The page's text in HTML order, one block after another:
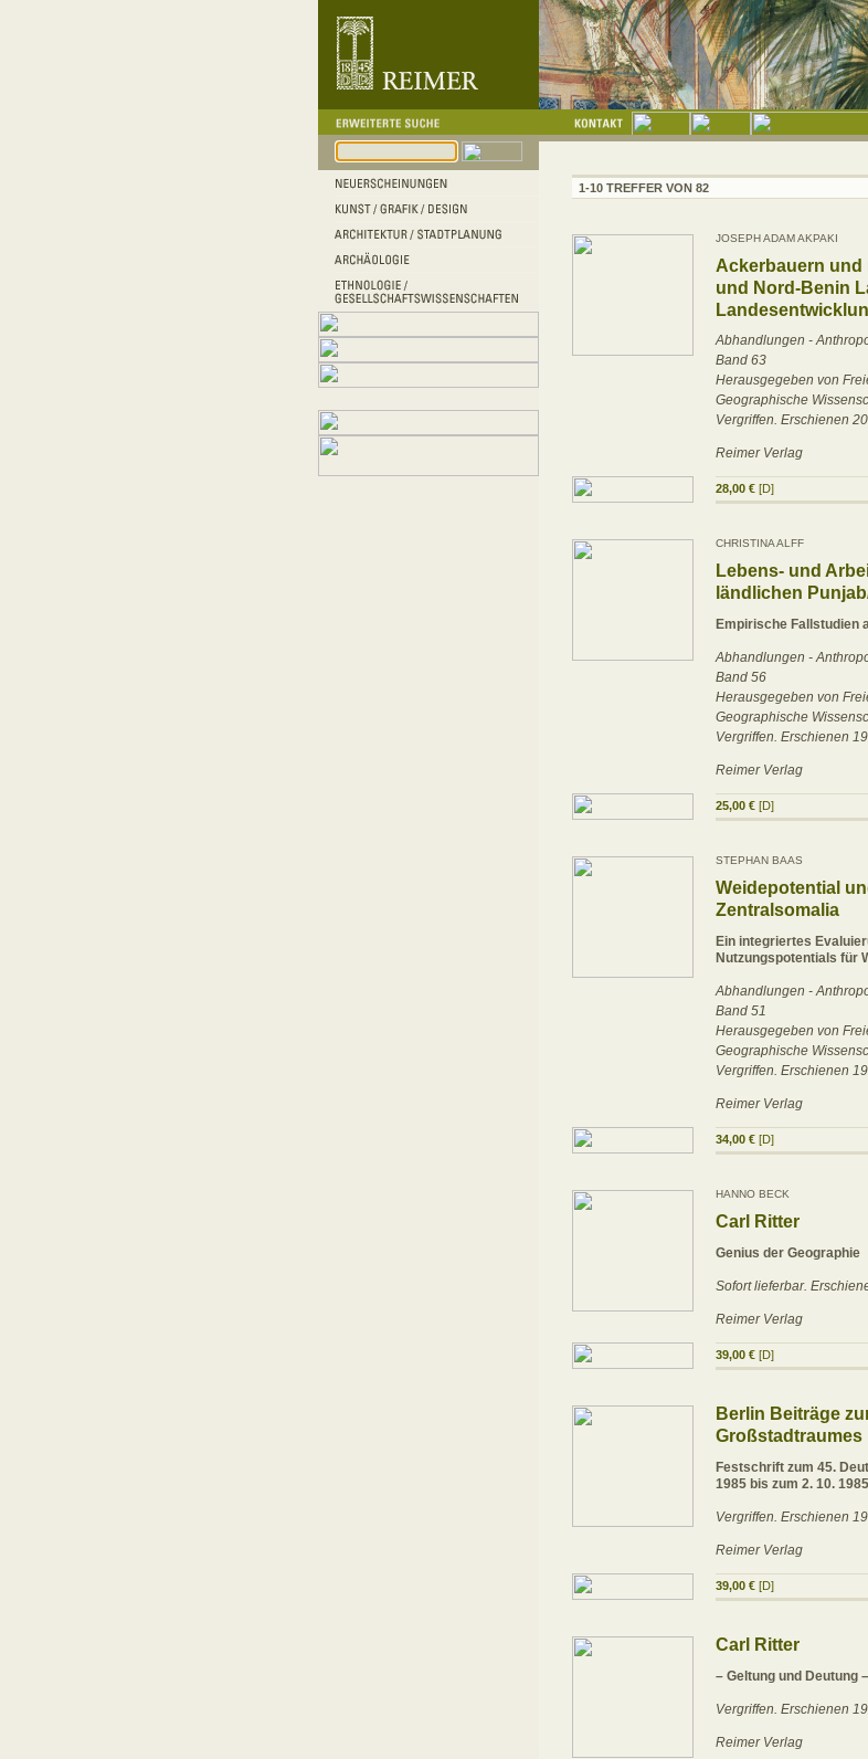
1-10 TREFFER VON 82
JOSEPH ADAM AKPAKI
Ackerbauern und
und Nord-Benin
Abhandlungen -
Band 63
Herausgegeben von
Geographische
Vergriffen. Erschienen
Reimer Verlag
28,00 € [D]
CHRISTINA ALFF
Lebens- und
ländlichen
Empirische Fallstudien
Abhandlungen -
Band 56
Herausgegeben von
Geographische
Vergriffen. Erschienen
Reimer Verlag
25,00 € [D]
STEPHAN BAAS
Weidepotential
Zentralsomalia
Ein integriertes
Nutzungspotentials für
Abhandlungen -
Band 51
Herausgegeben von
Geographische
Vergriffen. Erschienen
Reimer Verlag
34,00 € [D]
HANNO BECK
Carl Ritter
Genius der Geographie
Sofort lieferbar.
Reimer Verlag
39,00 € [D]
Berlin Beiträge
Großstadtraumes
Festschrift zum 45.
1985 bis zum 2. 10. 1985
Vergriffen. Erschienen
Reimer Verlag
39,00 € [D]
Carl Ritter
– Geltung und Deutung –
Vergriffen. Erschienen
Reimer Verlag